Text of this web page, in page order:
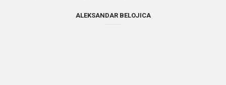
ALEKSANDAR BELOJICA